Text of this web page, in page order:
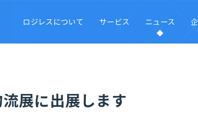
ロジレスについて サービス ニュース
展に出展します